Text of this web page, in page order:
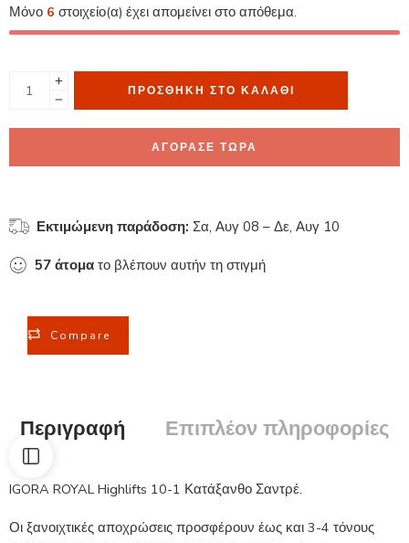
Μόνο 6 στοιχείο(α) έχει απομείνει στο απόθεμα.
ΠΡΟΣΘΉΚΗ ΣΤΟ ΚΑΛΆΘΙ
ΑΓΟΡΑΣΕ ΤΩΡΑ
Εκτιμώμενη παράδοση: Σα, Αυγ 08 – Δε, Αυγ 10
57 άτομα το βλέπουν αυτήν τη στιγμή
Compare
Περιγραφή Επιπλέον πληροφορίες
IGORA ROYAL Highlifts 10-1 Κατάξανθο Σαντρέ.
Οι ξανοιχτικές αποχρώσεις προσφέρουν έως και 3-4 τόνους